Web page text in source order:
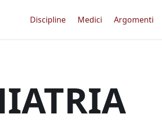
Discipline Medici Argomenti